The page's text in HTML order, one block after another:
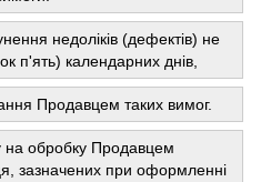
недоліків (дефектів) не
п'ять) календарних днів,
Продавцем таких вимог.
на обробку Продавцем
зазначених при оформленні